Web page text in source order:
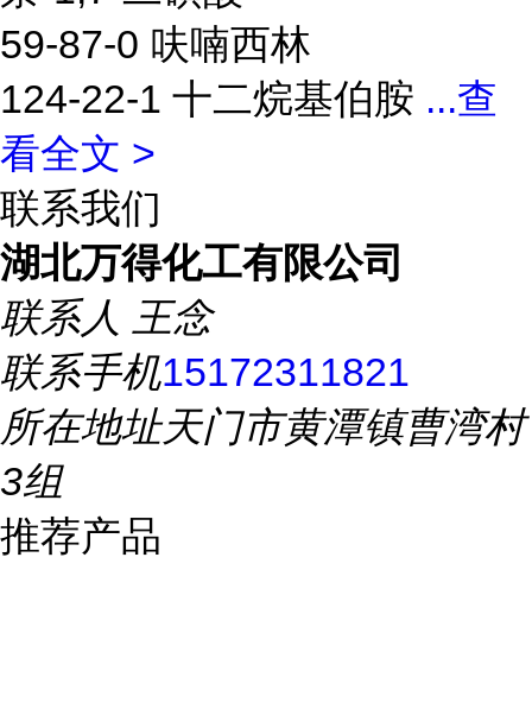
59-87-0 呋喃西林
124-22-1 十二烷基伯胺 ...查
看全文 >
联系我们
湖北万得化工有限公司
联系人 王念
联系手机15172311821
所在地址天门市黄潭镇曹湾村
3组
推荐产品